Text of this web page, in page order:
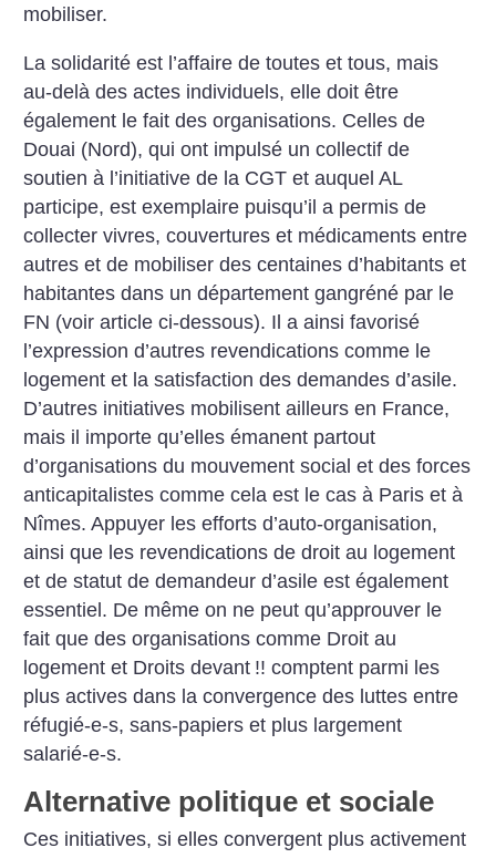
mobiliser.
La solidarité est l’affaire de toutes et tous, mais
au-delà des actes individuels, elle doit être
également le fait des organisations. Celles de
Douai (Nord), qui ont impulsé un collectif de
soutien à l’initiative de la CGT et auquel AL
participe, est exemplaire puisqu’il a permis de
collecter vivres, couvertures et médicaments entre
autres et de mobiliser des centaines d’habitants et
habitantes dans un département gangréné par le
FN (voir article ci-dessous). Il a ainsi favorisé
l’expression d’autres revendications comme le
logement et la satisfaction des demandes d’asile.
D’autres initiatives mobilisent ailleurs en France,
mais il importe qu’elles émanent partout
d’organisations du mouvement social et des forces
anticapitalistes comme cela est le cas à Paris et à
Nîmes. Appuyer les efforts d’auto-organisation,
ainsi que les revendications de droit au logement
et de statut de demandeur d’asile est également
essentiel. De même on ne peut qu’approuver le
fait que des organisations comme Droit au
logement et Droits devant !! comptent parmi les
plus actives dans la convergence des luttes entre
réfugié-e-s, sans-papiers et plus largement
salarié-e-s.
Alternative politique et sociale
Ces initiatives, si elles convergent plus activement